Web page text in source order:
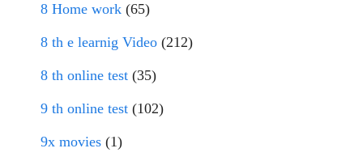
8 Home work (65)
8 th e learnig Video (212)
8 th online test (35)
9 th online test (102)
9x movies (1)